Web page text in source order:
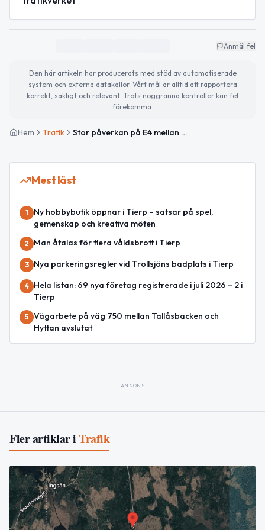
Anmäl fel
Den här artikeln har producerats med stöd av automatiserade
system och externa datakällor. Vårt mål är alltid att rapportera
korrekt, sakligt och relevant. Trots noggranna kontroller kan fel
förekomma.
Hem Trafik Stor påverkan på E4 mellan Tierp och Mehedeby efter bärgning av husbil
Mest läst
1
Ny hobbybutik öppnar i Tierp – satsar på spel,
gemenskap och kreativa möten
2 Man åtalas för flera våldsbrott i Tierp
3 Nya parkeringsregler vid Trollsjöns badplats i Tierp
4
Hela listan: 69 nya företag registrerade i juli 2026 – 2 i
Tierp
5 Vägarbete på väg 750 mellan Tallåsbacken och
Hyttan avslutat
ANNONS
Fler artiklar iTrafik